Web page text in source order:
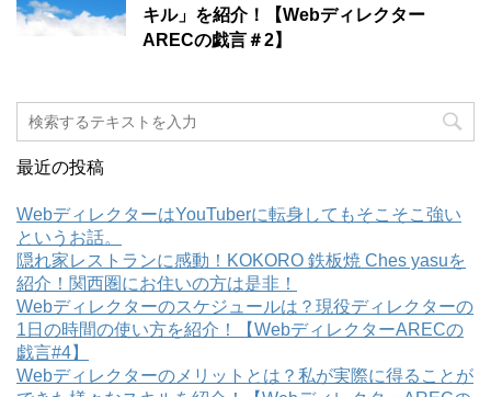
キル」を紹介！【Webディレクター
ARECの戯言＃2】
最近の投稿
WebディレクターはYouTuberに転身してもそこそこ強い
というお話。
隠れ家レストランに感動！KOKORO 鉄板焼 Ches yasuを
紹介！関西圏にお住いの方は是非！
Webディレクターのスケジュールは？現役ディレクターの
1日の時間の使い方を紹介！【WebディレクターARECの
戯言#4】
Webディレクターのメリットとは？私が実際に得ることが